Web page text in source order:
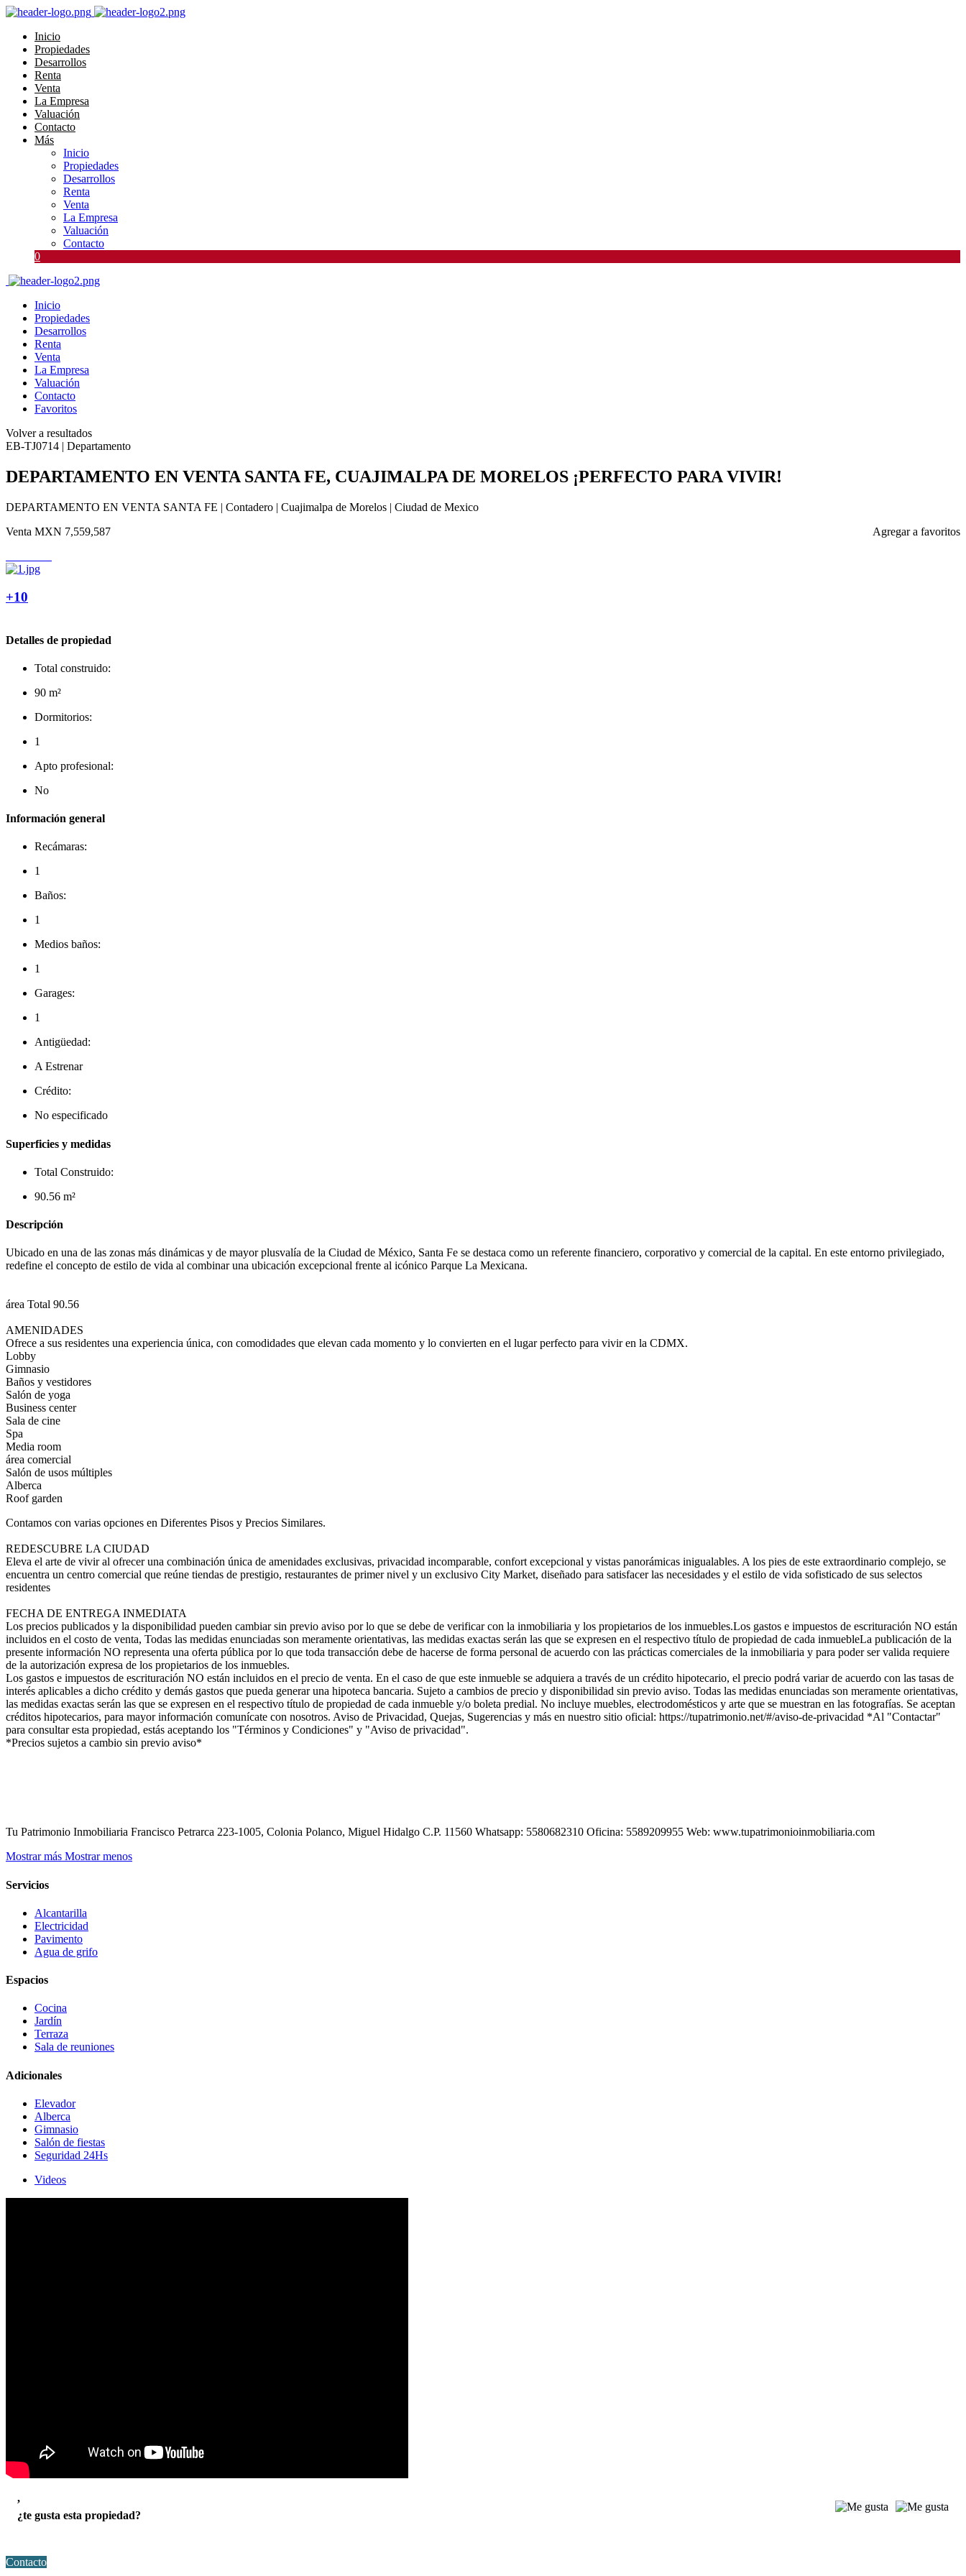
Inicio
Propiedades
Desarrollos
Renta
Venta
La Empresa
Valuación
Contacto
Más
Inicio
Propiedades
Desarrollos
Renta
Venta
La Empresa
Valuación
Contacto
0
Inicio
Propiedades
Desarrollos
Renta
Venta
La Empresa
Valuación
Contacto
Favoritos
Volver a resultados
EB-TJ0714 | Departamento
DEPARTAMENTO EN VENTA SANTA FE, CUAJIMALPA DE MORELOS ¡PERFECTO PARA VIVIR!
DEPARTAMENTO EN VENTA SANTA FE | Contadero | Cuajimalpa de Morelos | Ciudad de Mexico
Agregar a favoritos
Venta MXN 7,559,587
+10
Detalles de propiedad
Total construido:
90 m²
Dormitorios:
1
Apto profesional:
No
Información general
Recámaras:
1
Baños:
1
Medios baños:
1
Garages:
1
Antigüedad:
A Estrenar
Crédito:
No especificado
Superficies y medidas
Total Construido:
90.56 m²
Descripción
Ubicado en una de las zonas más dinámicas y de mayor plusvalía de la Ciudad de México, Santa Fe se destaca como un referente financiero, corporativo y comercial de la capital. En este entorno privilegiado,
redefine el concepto de estilo de vida al combinar una ubicación excepcional frente al icónico Parque La Mexicana.
área Total 90.56
AMENIDADES
Ofrece a sus residentes una experiencia única, con comodidades que elevan cada momento y lo convierten en el lugar perfecto para vivir en la CDMX.
Lobby
Gimnasio
Baños y vestidores
Salón de yoga
Business center
Sala de cine
Spa
Media room
área comercial
Salón de usos múltiples
Alberca
Roof garden
Contamos con varias opciones en Diferentes Pisos y Precios Similares.
REDESCUBRE LA CIUDAD
Eleva el arte de vivir al ofrecer una combinación única de amenidades exclusivas, privacidad incomparable, confort excepcional y vistas panorámicas inigualables. A los pies de este extraordinario complejo, se
encuentra un centro comercial que reúne tiendas de prestigio, restaurantes de primer nivel y un exclusivo City Market, diseñado para satisfacer las necesidades y el estilo de vida sofisticado de sus selectos
residentes
FECHA DE ENTREGA INMEDIATA
Los precios publicados y la disponibilidad pueden cambiar sin previo aviso por lo que se debe de verificar con la inmobiliaria y los propietarios de los inmuebles.Los gastos e impuestos de escrituración NO están
incluidos en el costo de venta, Todas las medidas enunciadas son meramente orientativas, las medidas exactas serán las que se expresen en el respectivo título de propiedad de cada inmuebleLa publicación de la
presente información NO representa una oferta pública por lo que toda transacción debe de hacerse de forma personal de acuerdo con las prácticas comerciales de la inmobiliaria y para poder ser valida requiere
de la autorización expresa de los propietarios de los inmuebles.
Los gastos e impuestos de escrituración NO están incluidos en el precio de venta. En el caso de que este inmueble se adquiera a través de un crédito hipotecario, el precio podrá variar de acuerdo con las tasas de
interés aplicables a dicho crédito y demás gastos que pueda generar una hipoteca bancaria. Sujeto a cambios de precio y disponibilidad sin previo aviso. Todas las medidas enunciadas son meramente orientativas,
las medidas exactas serán las que se expresen en el respectivo título de propiedad de cada inmueble y/o boleta predial. No incluye muebles, electrodomésticos y arte que se muestran en las fotografías. Se aceptan
créditos hipotecarios, para mayor información comunícate con nosotros. Aviso de Privacidad, Quejas, Sugerencias y más en nuestro sitio oficial: https://tupatrimonio.net/#/aviso-de-privacidad *Al "Contactar"
para consultar esta propiedad, estás aceptando los "Términos y Condiciones" y "Aviso de privacidad".
*Precios sujetos a cambio sin previo aviso*
Tu Patrimonio Inmobiliaria Francisco Petrarca 223-1005, Colonia Polanco, Miguel Hidalgo C.P. 11560 Whatsapp: 5580682310 Oficina: 5589209955 Web: www.tupatrimonioinmobiliaria.com
Mostrar más Mostrar menos
Servicios
Alcantarilla
Electricidad
Pavimento
Agua de grifo
Espacios
Cocina
Jardín
Terraza
Sala de reuniones
Adicionales
Elevador
Alberca
Gimnasio
Salón de fiestas
Seguridad 24Hs
Videos
,
¿te gusta esta propiedad?
Contacto